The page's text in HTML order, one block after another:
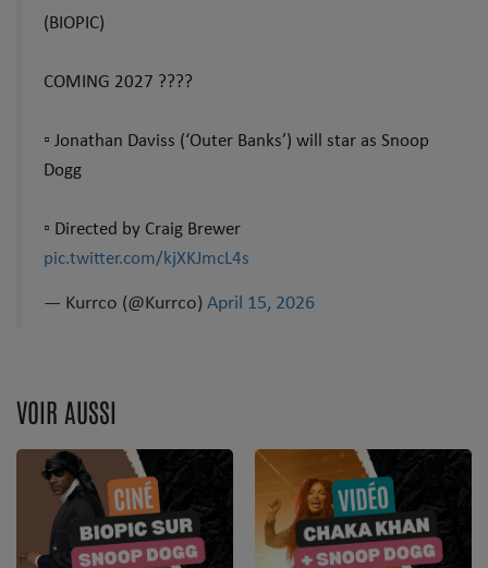
Dossier de Presse
(BIOPIC)
COMING 2027 ????
▫️ Jonathan Daviss (‘Outer Banks’) will star as Snoop
Dogg
▫️ Directed by Craig Brewer
pic.twitter.com/kjXKJmcL4s
— Kurrco (@Kurrco) April 15, 2026
VOIR AUSSI